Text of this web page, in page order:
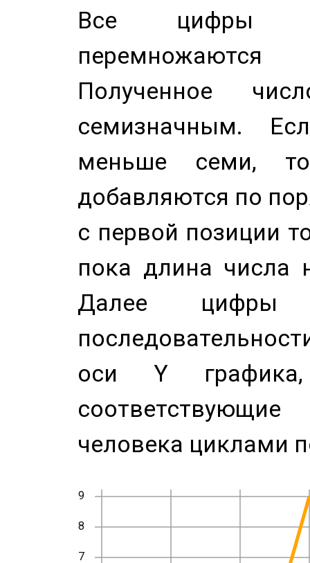
Все цифры
Полученное
семизначным.
меньше семи,
добавляются по
с первой позиции
пока длина числа
Далее цифры
оси Y
человека циклами